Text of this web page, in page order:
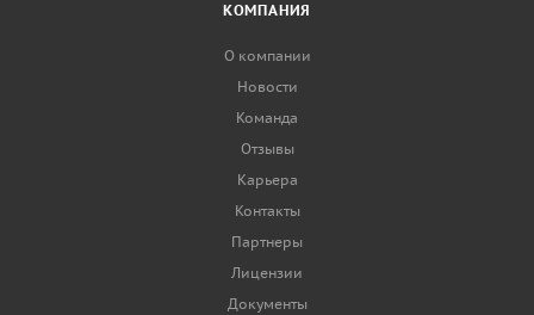
КОМПАНИЯ
О компании
Новости
Команда
Отзывы
Карьера
Контакты
Партнеры
Лицензии
Документы